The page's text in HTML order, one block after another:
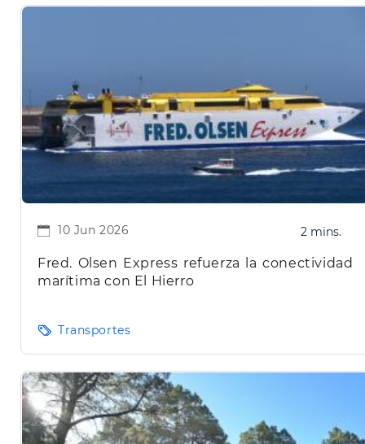
10 Jun 2026 2 mins.
Fred. Olsen Express refuerza la conectividad
marítima con El Hierro
Transportes